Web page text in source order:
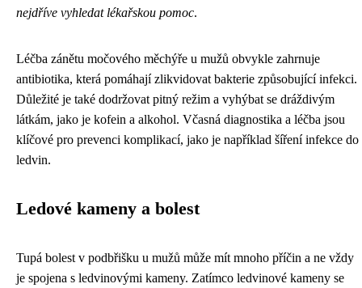
nejdříve vyhledat lékařskou pomoc.
Léčba zánětu močového měchýře u mužů obvykle zahrnuje
antibiotika, která pomáhají zlikvidovat bakterie způsobující infekci.
Důležité je také dodržovat pitný režim a vyhýbat se dráždivým
látkám, jako je kofein a alkohol. Včasná diagnostika a léčba jsou
klíčové pro prevenci komplikací, jako je například šíření infekce do
ledvin.
Ledové kameny a bolest
Tupá bolest v podbřišku u mužů může mít mnoho příčin a ne vždy
je spojena s ledvinovými kameny. Zatímco ledvinové kameny se